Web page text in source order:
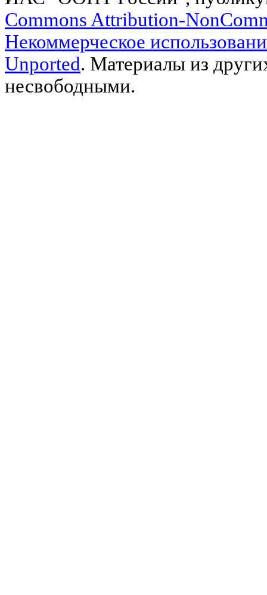
Commons Attribution-
Некоммерческое
Unported. Материалы из
несвободными.